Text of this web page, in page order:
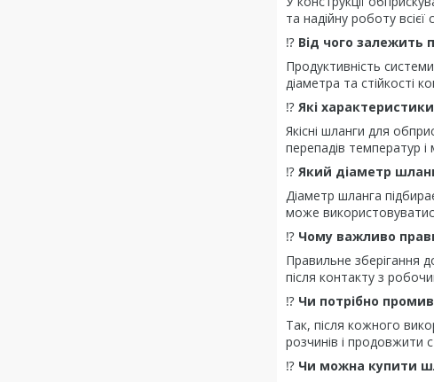
та надійну роботу
⁉️ Від чого залежить
Продуктивність
діаметра та стійкості
⁉️ Які
Якісні шланги для
перепадів температур
⁉️ Який діаметр
Діаметр шланга
може
⁉️ Чому важливо
Правильне зберігання
після контакту з
⁉️ Чи потрібно
Так, після кожного
розчинів і продовжити
⁉️ Чи можна купити